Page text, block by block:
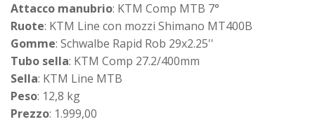
Attacco manubrio: KTM Comp MTB 7°
Ruote: KTM Line con mozzi Shimano MT400B
Gomme: Schwalbe Rapid Rob 29x2.25''
Tubo sella: KTM Comp 27.2/400mm
Sella: KTM Line MTB
Peso: 12,8 kg
Prezzo: 1.999,00